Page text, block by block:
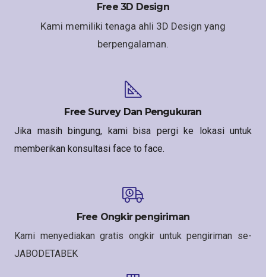
Free 3D Design
Kami memiliki tenaga ahli 3D Design yang
berpengalaman.
Free Survey Dan Pengukuran
Jika masih bingung, kami bisa pergi ke lokasi untuk
memberikan konsultasi face to face.
Free Ongkir pengiriman
Kami menyediakan gratis ongkir untuk pengiriman se-
JABODETABEK